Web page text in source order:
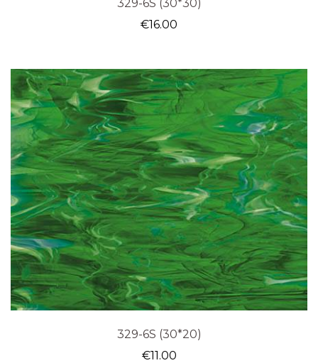
329-6S (30*30)
€16.00
329-6S (30*20)
€11.00